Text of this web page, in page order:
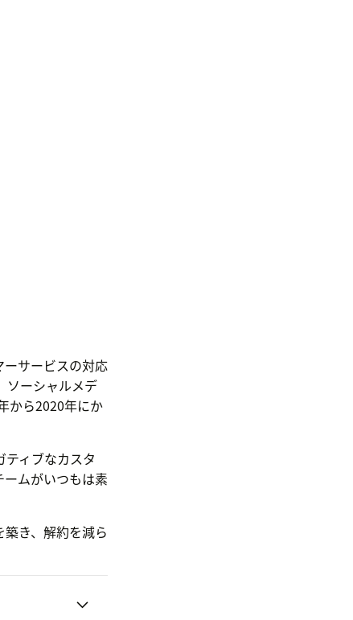
サービスの対応
ソーシャルメデ
から2020年にか
ィブなカスタ
ムがいつもは素
き、解約を減ら